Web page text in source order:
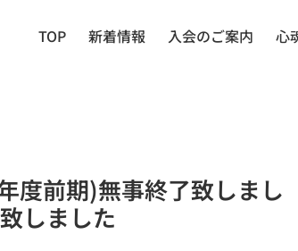
TOP 新着情報 入会のご案内 心
度前期)無事終了致しまし
しました